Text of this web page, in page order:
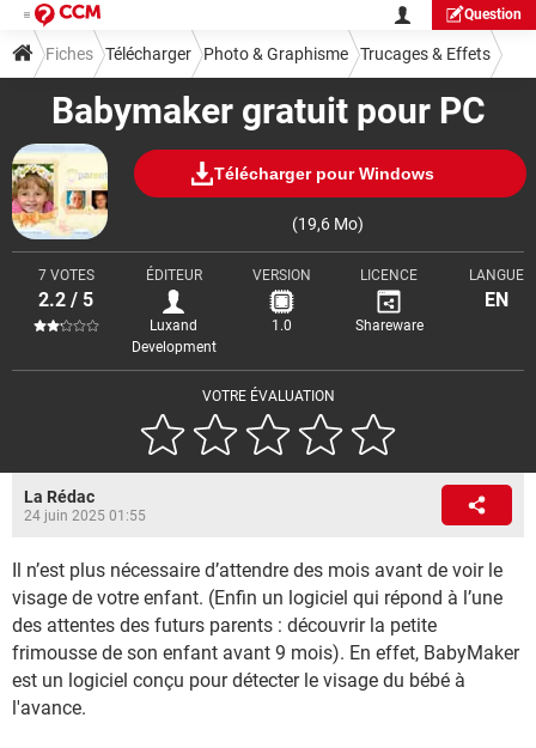
Question
Babymaker gratuit pour PC
Télécharger pour Windows
(19,6 Mo)
VOTRE ÉVALUATION
7 VOTES
2.2 / 5
ÉDITEUR
Luxand
Development
VERSION
1.0
LICENCE
Shareware
LANGUE
EN
Fiches Télécharger Photo & Graphisme Trucages & Effets
La Rédac
24 juin 2025 01:55
Il n’est plus nécessaire d’attendre des mois avant de voir le
visage de votre enfant. (Enfin un logiciel qui répond à l’une
des attentes des futurs parents : découvrir la petite
frimousse de son enfant avant 9 mois). En effet, BabyMaker
est un logiciel conçu pour détecter le visage du bébé à
l'avance.